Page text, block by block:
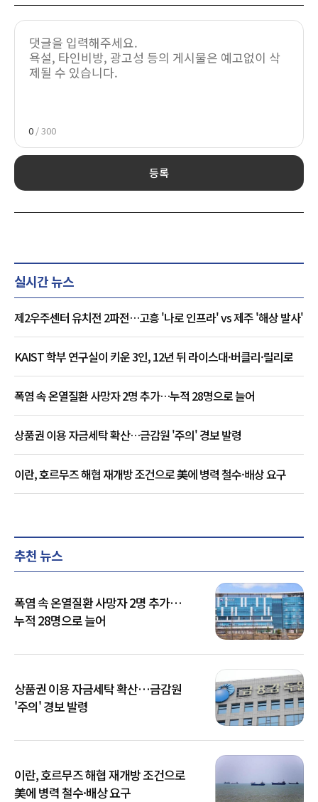
0 / 300
등록
실시간 뉴스
제2우주센터 유치전 2파전…고흥 '나로 인프라' vs 제주 '해상 발사'
KAIST 학부 연구실이 키운 3인, 12년 뒤 라이스대·버클리·릴리로
폭염 속 온열질환 사망자 2명 추가…누적 28명으로 늘어
상품권 이용 자금세탁 확산…금감원 '주의' 경보 발령
이란, 호르무즈 해협 재개방 조건으로 美에 병력 철수·배상 요구
추천 뉴스
폭염 속 온열질환 사망자 2명 추가…
누적 28명으로 늘어
상품권 이용 자금세탁 확산…금감원
'주의' 경보 발령
이란, 호르무즈 해협 재개방 조건으로
美에 병력 철수·배상 요구